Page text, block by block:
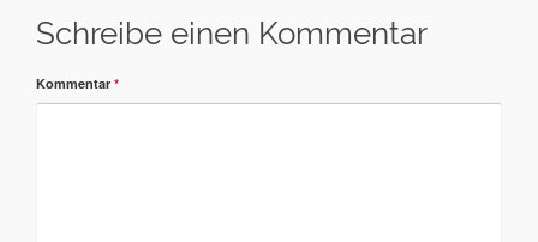
Schreibe einen Kommentar
Kommentar *